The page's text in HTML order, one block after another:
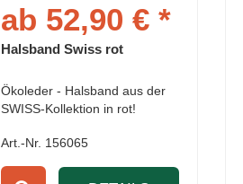
ab 52,90 € *
Halsband Swiss rot
Ökoleder - Halsband aus der
SWISS-Kollektion in rot!
Art.-Nr. 156065